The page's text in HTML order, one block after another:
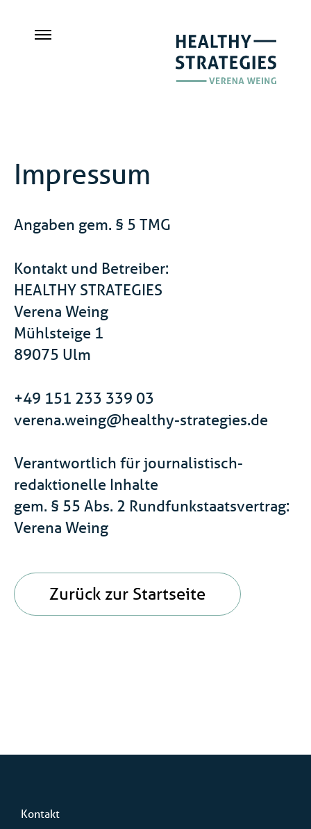
Impressum
Angaben gem. § 5 TMG
Kontakt und Betreiber:
HEALTHY STRATEGIES
Verena Weing
Mühlsteige 1
89075 Ulm
+49 151 233 339 03
verena.weing@healthy-strategies.de
Verantwortlich für journalistisch-
redaktionelle Inhalte
gem. § 55 Abs. 2 Rundfunkstaatsvertrag:
Verena Weing
Zurück zur Startseite
Kontakt